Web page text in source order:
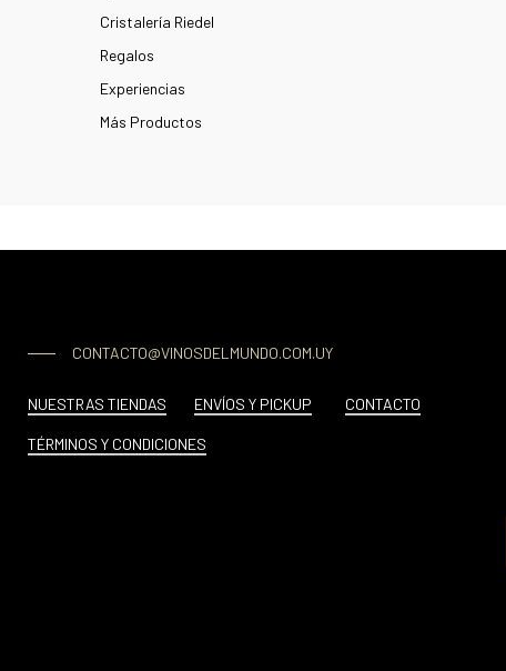
Cristalería Riedel
Regalos
Experiencias
Más Productos
CONTACTO@VINOSDELMUNDO.COM.UY
NUESTRAS TIENDAS ENVÍOS Y PICKUP CONTACTO
TÉRMINOS Y CONDICIONES